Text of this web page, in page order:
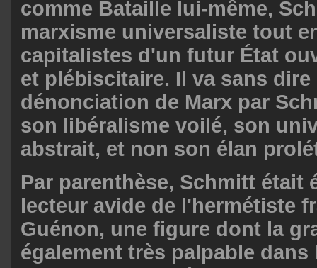
comme Bataille lui-même,
marxisme universaliste tout
capitalistes d'un futur État
et plébiscitaire. Il va sans dire
dénonciation de Marx par
son libéralisme voilé, son
abstrait, et non son élan
Par parenthèse, Schmitt était
lecteur avide de l'hermétiste
Guénon, une figure dont la
également très palpable dans